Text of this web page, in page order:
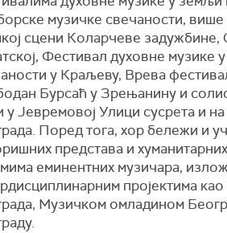
музичке свечаности,
сцени Коларчеве
Фестивал духовне музике
у Краљеву, Врева
Бурсаћ у Зрењанину и
у Јевремовој Улици сусрета и
Поред тога, хор бележи и
представа и
еминентних музичара,
пројектима
Музичком омладином